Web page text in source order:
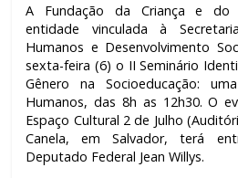
A Fundação da Criança e do
entidade vinculada à
Humanos e Desenvolvimento
sexta-feira (6) o II Seminário
Gênero na Socioeducação:
Humanos, das 8h as 12h30. O
Espaço Cultural 2 de Julho
Canela, em Salvador, terá
Deputado Federal Jean Willys.